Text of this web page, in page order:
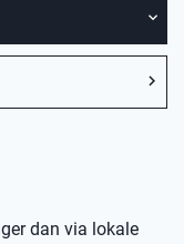
dan via lokale